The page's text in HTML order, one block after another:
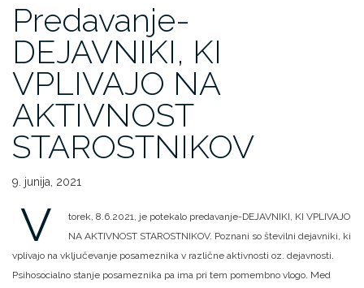
Predavanje-
DEJAVNIKI, KI
VPLIVAJO NA
AKTIVNOST
STAROSTNIKOV
9. junija, 2021
V
torek, 8.6.2021, je potekalo predavanje-DEJAVNIKI, KI VPLIVAJO
NA AKTIVNOST STAROSTNIKOV. Poznani so številni dejavniki, ki
vplivajo na vključevanje posameznika v različne aktivnosti oz. dejavnosti.
Psihosocialno stanje posameznika pa ima pri tem pomembno vlogo. Med